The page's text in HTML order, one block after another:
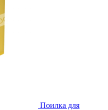
Поилка для